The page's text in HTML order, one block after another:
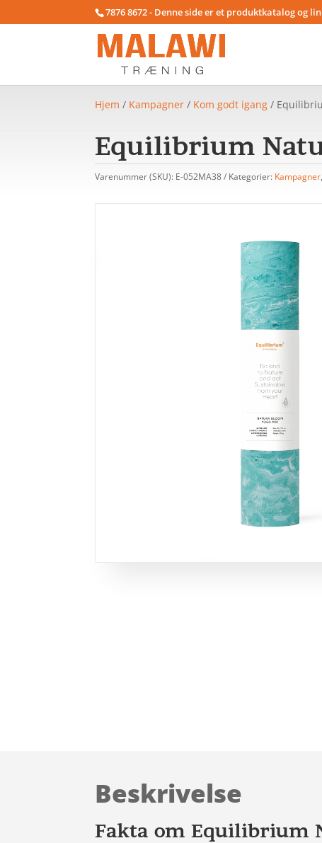
7876 8672 - Denne side er et produktkatalog og
Hjem / Kampagner / Kom godt igang /
Equilibrium
Varenummer (SKU): E-052MA38 Kategorier: Kampagner,
Beskrivelse
Fakta om Equilibrium